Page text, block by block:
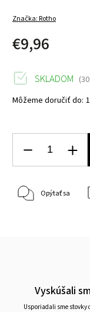
Značka:Rotho
€9,96
SKLADOM
Môžeme doručiť do:
Opýtať sa
Vyskúšali
Usporiadali sme stovky